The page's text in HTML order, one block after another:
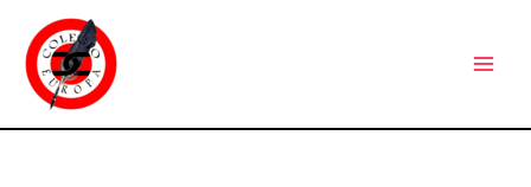
contenido
a
t